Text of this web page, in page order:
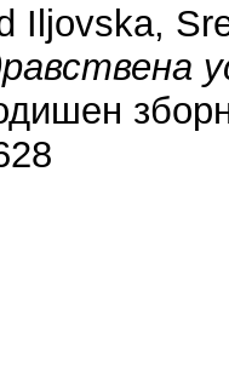
Iljovska,